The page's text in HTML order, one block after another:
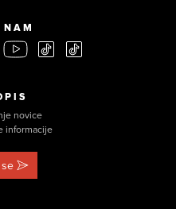
novice
informacije